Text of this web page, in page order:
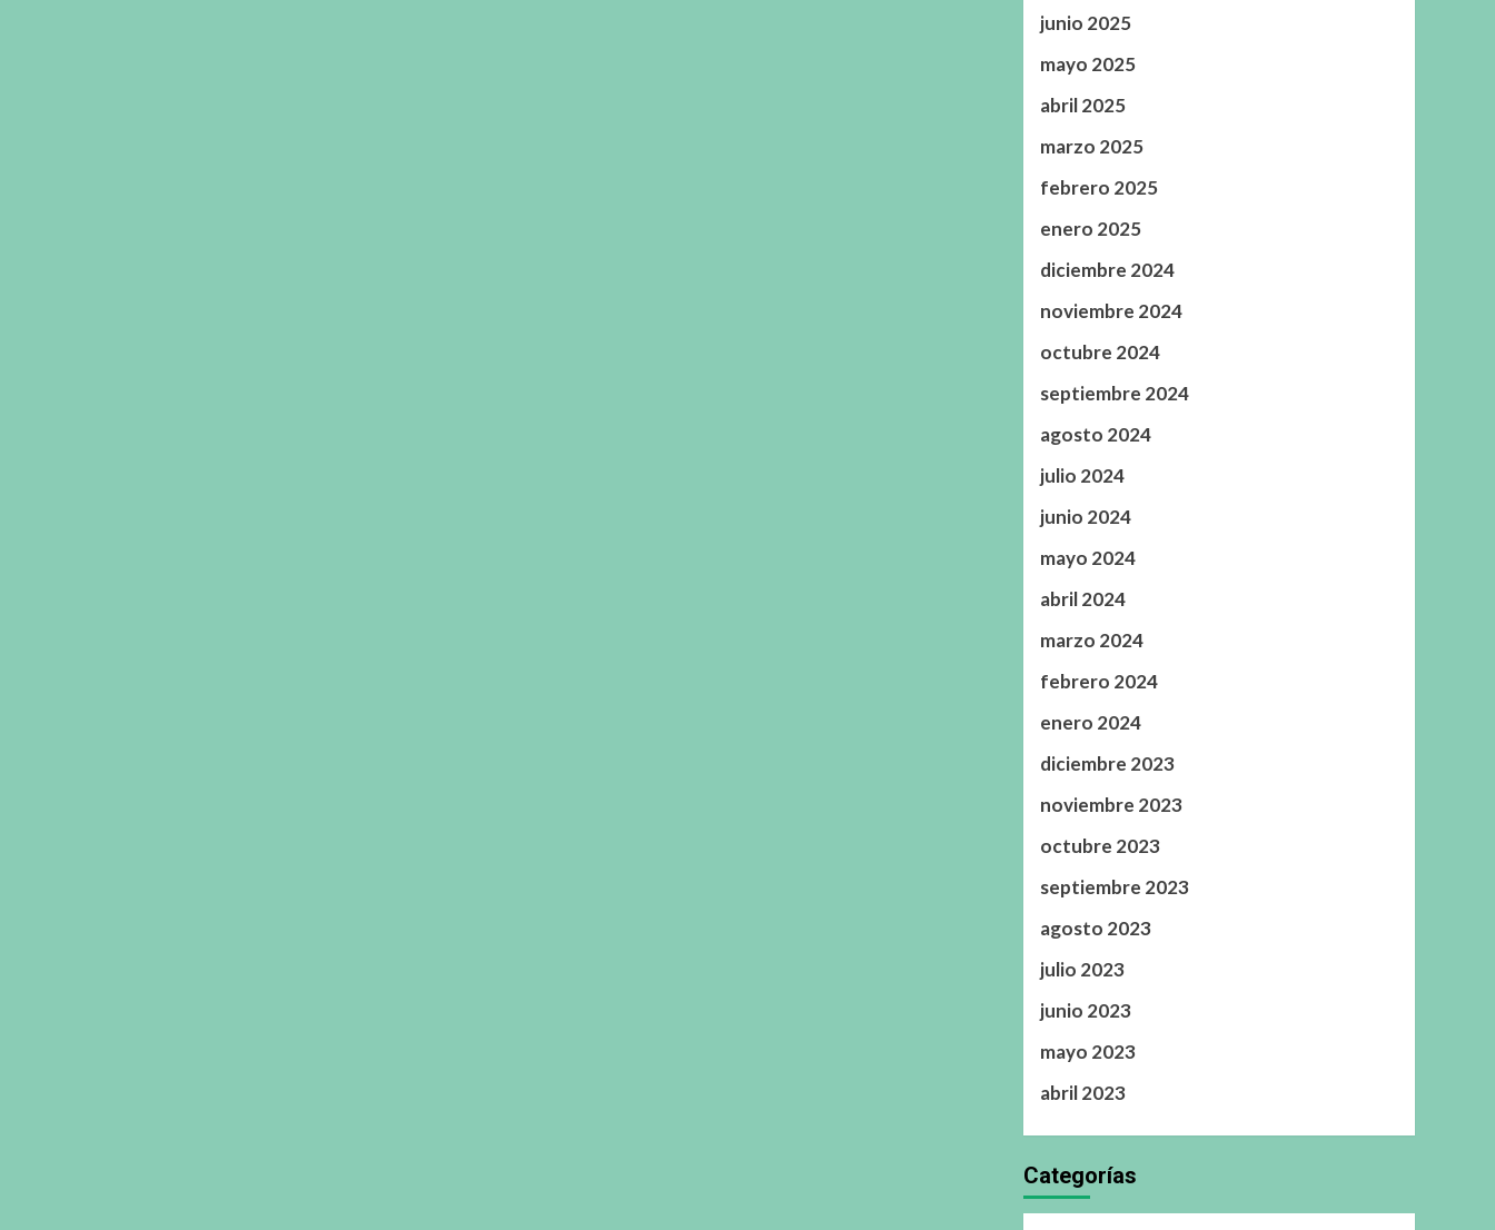
junio 2025
mayo 2025
abril 2025
marzo 2025
febrero 2025
enero 2025
diciembre 2024
noviembre 2024
octubre 2024
septiembre 2024
agosto 2024
julio 2024
junio 2024
mayo 2024
abril 2024
marzo 2024
febrero 2024
enero 2024
diciembre 2023
noviembre 2023
octubre 2023
septiembre 2023
agosto 2023
julio 2023
junio 2023
mayo 2023
abril 2023
Categorías